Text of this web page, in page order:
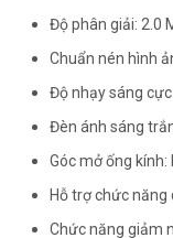
Độ phân giải: 2.0
Chuẩn nén hình
Độ nhạy sáng cực
Đèn ánh sáng
Góc mở ống kính:
Hỗ trợ chức năng
Chức năng giảm